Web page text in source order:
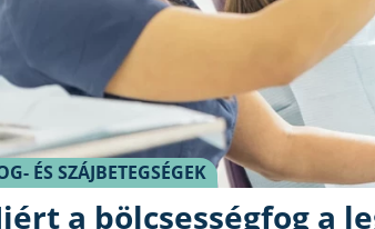
ÉS SZÁJBETEGSÉGEK
a bölcsességfog a